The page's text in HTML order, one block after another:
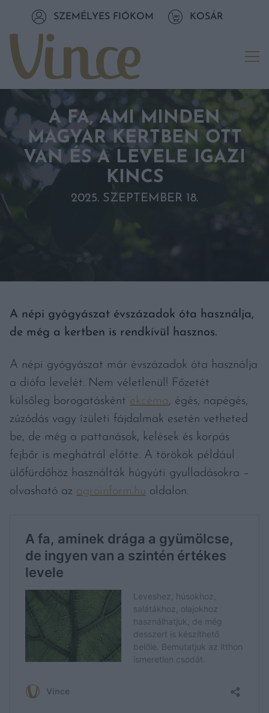
Tovább a tartalomhozSZEMÉLYES FIÓKOM KOSÁR
A FA, AMI MINDEN
MAGYAR KERTBEN OTT
VAN ÉS A LEVELE IGAZI
KINCS
2025. SZEPTEMBER 18.
A népi gyógyászat évszázadok óta használja,
de még a kertben is rendkívül hasznos.
A népi gyógyászat már évszázadok óta használja
a diófa levelét. Nem véletlenül! Főzetét
külsőleg borogatásként ekcéma, égés, napégés,
zúzódás vagy ízületi fájdalmak esetén vetheted
be, de még a pattanások, kelések és korpás
fejbőr is meghátrál előtte. A törökök például
ülőfürdőhöz használták húgyúti gyulladásokra –
olvasható az agroinform.hu oldalon.